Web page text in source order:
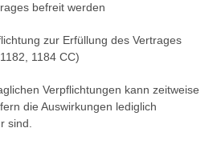
befreit werden
zur Erfüllung des Vertrages
1184 CC)
Verpflichtungen kann zeitweise
die Auswirkungen lediglich
sind.